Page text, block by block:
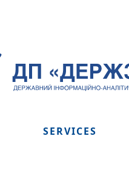
SERVICES